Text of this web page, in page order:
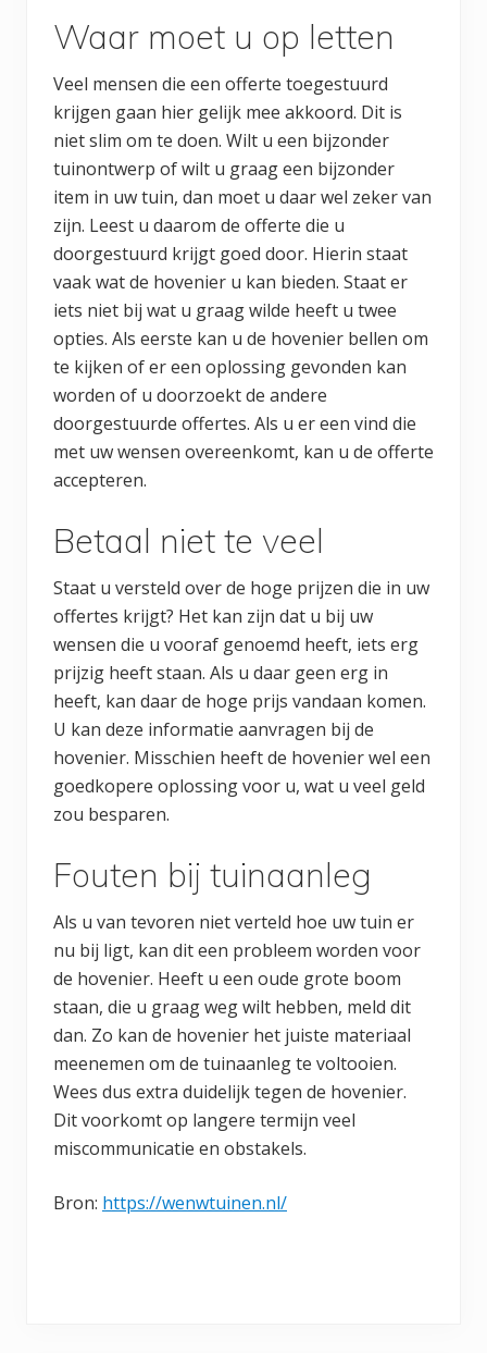
Waar moet u op letten
Veel mensen die een offerte toegestuurd
krijgen gaan hier gelijk mee akkoord. Dit is
niet slim om te doen. Wilt u een bijzonder
tuinontwerp of wilt u graag een bijzonder
item in uw tuin, dan moet u daar wel zeker van
zijn. Leest u daarom de offerte die u
doorgestuurd krijgt goed door. Hierin staat
vaak wat de hovenier u kan bieden. Staat er
iets niet bij wat u graag wilde heeft u twee
opties. Als eerste kan u de hovenier bellen om
te kijken of er een oplossing gevonden kan
worden of u doorzoekt de andere
doorgestuurde offertes. Als u er een vind die
met uw wensen overeenkomt, kan u de offerte
accepteren.
Betaal niet te veel
Staat u versteld over de hoge prijzen die in uw
offertes krijgt? Het kan zijn dat u bij uw
wensen die u vooraf genoemd heeft, iets erg
prijzig heeft staan. Als u daar geen erg in
heeft, kan daar de hoge prijs vandaan komen.
U kan deze informatie aanvragen bij de
hovenier. Misschien heeft de hovenier wel een
goedkopere oplossing voor u, wat u veel geld
zou besparen.
Fouten bij tuinaanleg
Als u van tevoren niet verteld hoe uw tuin er
nu bij ligt, kan dit een probleem worden voor
de hovenier. Heeft u een oude grote boom
staan, die u graag weg wilt hebben, meld dit
dan. Zo kan de hovenier het juiste materiaal
meenemen om de tuinaanleg te voltooien.
Wees dus extra duidelijk tegen de hovenier.
Dit voorkomt op langere termijn veel
miscommunicatie en obstakels.
Bron: https://wenwtuinen.nl/